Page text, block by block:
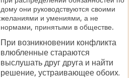
дому они руководствуются своими
желаниями и умениями, а не
нормами, принятыми в обществе.
При возникновении конфликта
влюбленные стараются
выслушать друг друга и найти
решение, устраивающее обоих.